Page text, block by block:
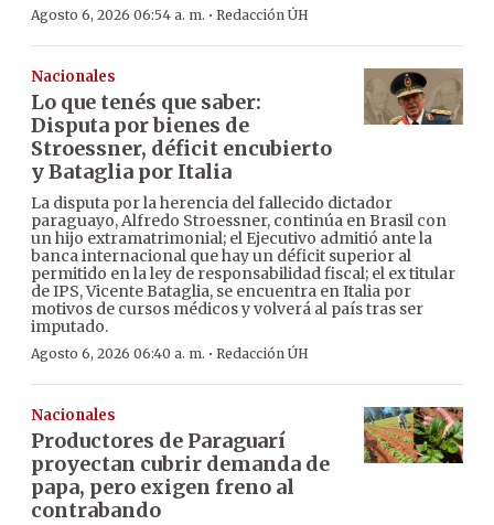
Agosto 6, 2026 06:54 a. m. · Redacción ÚH
Nacionales
Lo que tenés que saber:
Disputa por bienes de
Stroessner, déficit encubierto
y Bataglia por Italia
La disputa por la herencia del fallecido dictador
paraguayo, Alfredo Stroessner, continúa en Brasil con
un hijo extramatrimonial; el Ejecutivo admitió ante la
banca internacional que hay un déficit superior al
permitido en la ley de responsabilidad fiscal; el ex titular
de IPS, Vicente Bataglia, se encuentra en Italia por
motivos de cursos médicos y volverá al país tras ser
imputado.
Agosto 6, 2026 06:40 a. m. · Redacción ÚH
Nacionales
Productores de Paraguarí
proyectan cubrir demanda de
papa, pero exigen freno al
contrabando